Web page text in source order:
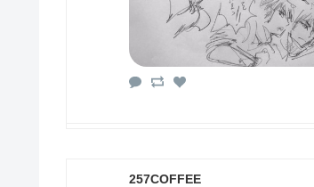
257COFFEE